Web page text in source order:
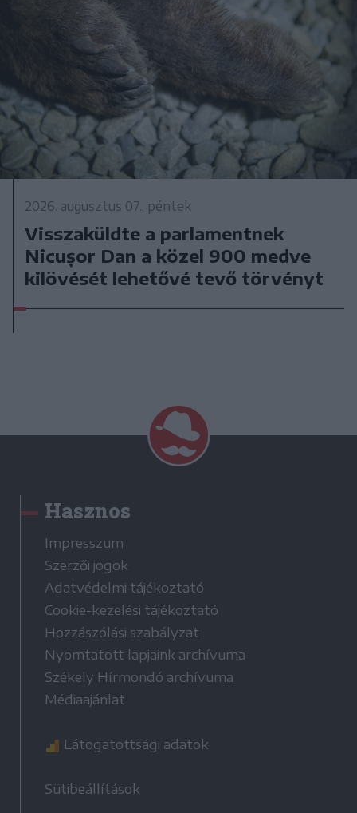
2026. augusztus 07., péntek
Visszaküldte a parlamentnek
Nicușor Dan a közel 900 medve
kilövését lehetővé tevő törvényt
Hasznos
Impresszum
Szerzői jogok
Adatvédelmi tájékoztató
Cookie-kezelési tájékoztató
Hozzászólási szabályzat
Nyomtatott lapjaink archívuma
Székely Hírmondó archívuma
Médiaajánlat
Látogatottsági adatok
Sütibeállítások